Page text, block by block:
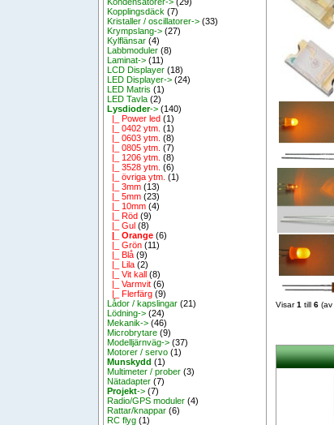
Kopplingsdäck (7)
Kristaller / oscillatorer-> (33)
Krympslang-> (27)
Kylflänsar (4)
Labbmoduler (8)
Laminat-> (11)
LCD Displayer (18)
LED Displayer-> (24)
LED Matris (1)
LED Tavla (2)
Lysdioder-> (140)
|_ Power led (1)
|_ 0402 ytm. (1)
|_ 0603 ytm. (8)
|_ 0805 ytm. (7)
|_ 1206 ytm. (8)
|_ 3528 ytm. (6)
|_ övriga ytm. (1)
|_ 3mm (13)
|_ 5mm (23)
|_ 10mm (4)
|_ Röd (9)
|_ Gul (8)
|_ Orange (6)
|_ Grön (11)
|_ Blå (9)
|_ Lila (2)
|_ Vit kall (8)
|_ Varmvit (6)
|_ Flerfärg (9)
Lådor / kapslingar (21)
Lödning-> (24)
Mekanik-> (46)
Microbrytare (9)
Modelljärnväg-> (37)
Motorer / servo (1)
Munskydd (1)
Multimeter / prober (3)
Nätadapter (7)
Projekt-> (7)
Radio/GPS moduler (4)
Rattar/knappar (6)
RC flyg (1)
Visar1 till 6 (av